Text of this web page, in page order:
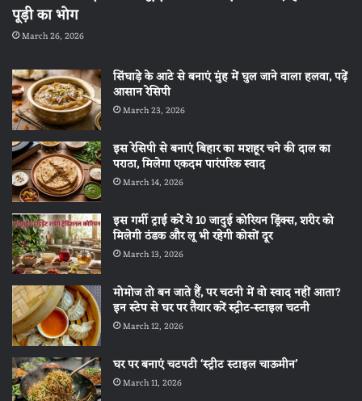
पूड़ी का भोग
March 26, 2026
सिंघाड़े के आटे से बनाएं मुंह में घुल जाने वाला हलवा, पढ़ें
आसान रेसिपी
March 23, 2026
इस रेसिपी से बनाएं बिहार का मशहूर चने की दाल का
पराठा, मिलेगा एकदम पारंपरिक स्वाद
March 14, 2026
इस गर्मी ट्राई करें ये 10 जादुई कोरियन ड्रिंक्स, शरीर को
मिलेगी ठंडक और लू भी रहेगी कोसों दूर
March 13, 2026
मोमोज तो बन जाते हैं, पर चटनी में वो स्वाद नहीं आता?
इन स्टेप से घर पर तैयार करें स्ट्रीट-स्टाइल चटनी
March 12, 2026
घर पर बनाएं चटपटी ‘स्ट्रीट स्टाइल चाऊमीन’
March 11, 2026